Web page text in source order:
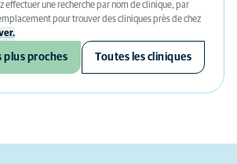
effectuer une recherche par nom de clinique, par
pour trouver des cliniques près de chez
plus proches Toutes les cliniques